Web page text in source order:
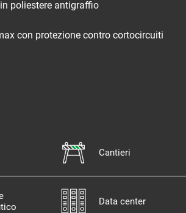
poliestere antigraffio
con protezione contro cortocircuiti
Cantieri
Data center